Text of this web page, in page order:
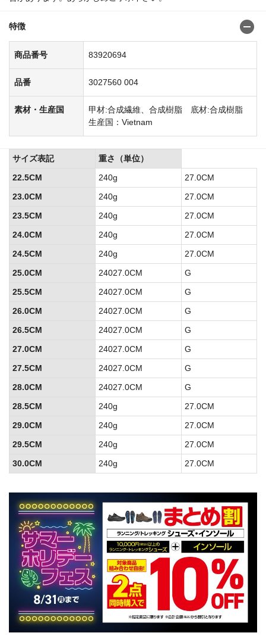
特徴
商品番号 83920694
品番 3027560 004
素材・生産国
甲材:合成繊維、合成樹脂 底材:合成樹脂
生産国：Vietnam
サイズ表記
重さ（単位）
22.5CM
240g
27.0CM
23.0CM
240g
27.0CM
23.5CM
240g
27.0CM
24.0CM
240g
27.0CM
24.5CM
240g
27.0CM
25.0CM
24027.0CM
G
25.5CM
24027.0CM
G
26.0CM
24027.0CM
G
26.5CM
24027.0CM
G
27.0CM
24027.0CM
G
27.5CM
24027.0CM
G
28.0CM
24027.0CM
G
28.5CM
240g
27.0CM
29.0CM
240g
27.0CM
29.5CM
240g
27.0CM
30.0CM
240g 27.0CM